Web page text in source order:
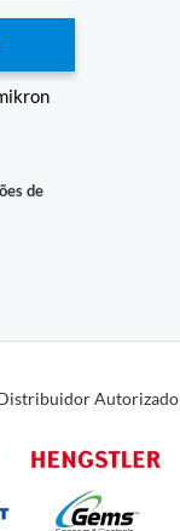
de
Autorizado